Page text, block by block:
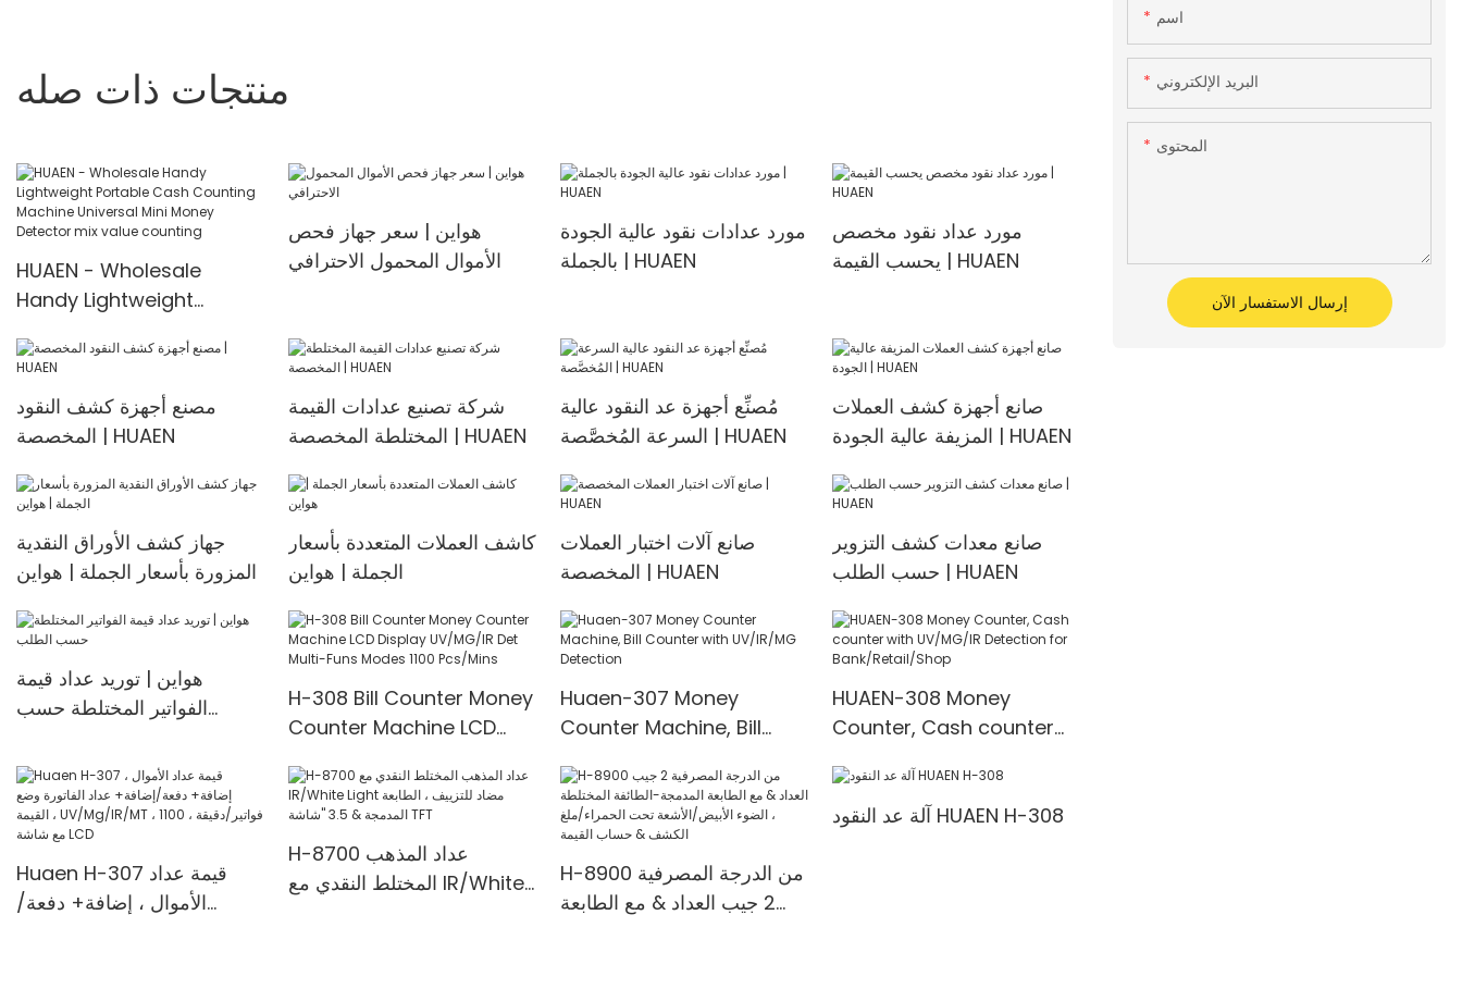
منتجات ذات صله
HUAEN - Wholesale
Handy Lightweight
Machine Universal Mini
Money Detector mix
value counting
هواين | سعر جهاز فحص
الأموال المحمول الاحترافي
مورد عدادات نقود عالية الجودة
بالجملة | HUAEN
مورد عداد نقود مخصص
يحسب القيمة | HUAEN
مصنع أجهزة كشف النقود
المخصصة | HUAEN
شركة تصنيع عدادات القيمة
المختلطة المخصصة | HUAEN
مُصنِّع أجهزة عد النقود عالية
السرعة المُخصَّصة | HUAEN
صانع أجهزة كشف العملات
المزيفة عالية الجودة | HUAEN
جهاز كشف الأوراق النقدية
المزورة بأسعار الجملة | هواين
كاشف العملات المتعددة بأسعار
الجملة | هواين
صانع آلات اختبار العملات
المخصصة | HUAEN
صانع معدات كشف التزوير
حسب الطلب | HUAEN
هواين | توريد عداد قيمة
الفواتير المختلطة حسب
H-308 Bill Counter Money
Counter Machine LCD
Multi-Funs Modes 1100
Pcs/Mins
Huaen-307 Money
Counter Machine, Bill
Detection
HUAEN-308 Money
Counter, Cash counter
for Bank/Retail/Shop
Huaen H-307 قيمة عداد
الأموال ، إضافة+ دفعة/
H-8700 عداد المذهب
المختلط النقدي مع IR/White
H-8900 من الدرجة المصرفية
2 جيب العداد & مع الطابعة
آلة عد النقود HUAEN H-308
اسم
البريد الإلكتروني
المحتوى
إرسال الاستفسار الآن